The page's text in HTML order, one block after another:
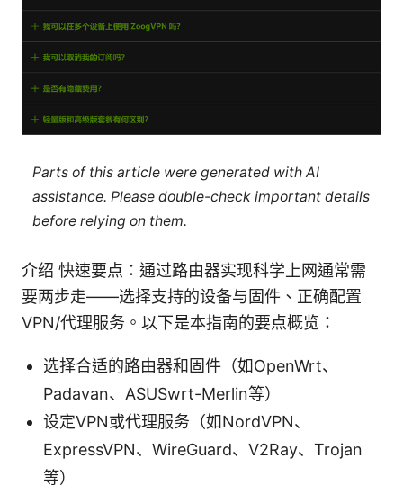
Parts of this article were generated with AI
assistance. Please double-check important details
before relying on them.
介绍 快速要点：通过路由器实现科学上网通常需
要两步走——选择支持的设备与固件、正确配置
VPN/代理服务。以下是本指南的要点概览：
选择合适的路由器和固件（如OpenWrt、
Padavan、ASUSwrt-Merlin等）
设定VPN或代理服务（如NordVPN、
ExpressVPN、WireGuard、V2Ray、Trojan
等）